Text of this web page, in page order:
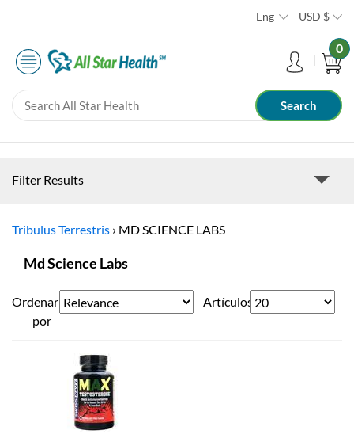
Eng USD $
0
Filter Results
Tribulus Terrestris › MD SCIENCE LABS
Md Science Labs
Ordenar
por
Artículos